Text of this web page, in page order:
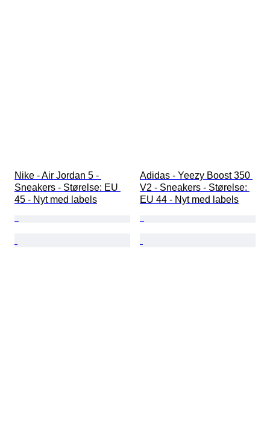
Nike - Air Jordan 5 -
Sneakers - Størelse: EU
45 - Nyt med labels
Adidas - Yeezy Boost 350
V2 - Sneakers - Størelse:
EU 44 - Nyt med labels